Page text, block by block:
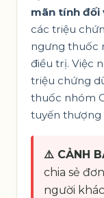
mãn tính đối
các triệu
ngưng thuốc
điều trị. Việc
triệu chứng
thuốc nhóm
tuyến thượng
⚠️ CẢNH
chia sẻ
người